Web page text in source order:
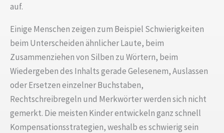
auf.
Einige Menschen zeigen zum Beispiel Schwierigkeiten
beim Unterscheiden ähnlicher Laute, beim
Zusammenziehen von Silben zu Wörtern, beim
Wiedergeben des Inhalts gerade Gelesenem, Auslassen
oder Ersetzen einzelner Buchstaben,
Rechtschreibregeln und Merkwörter werden sich nicht
gemerkt. Die meisten Kinder entwickeln ganz schnell
Kompensationsstrategien, weshalb es schwierig sein